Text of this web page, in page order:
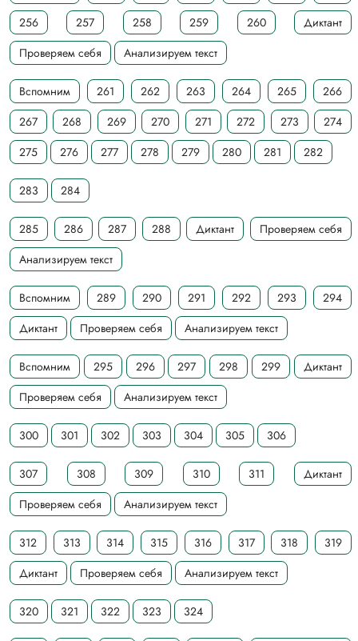
256
257 258 259 260
Диктант
Проверяем себя
Анализируем текст
Вспомним 261 262 263 264 265
266
267
268 269 270 271 272 273
274
275
276 277 278 279 280 281 282
283 284
285 286 287 288 Диктант
Проверяем себя
Анализируем текст
Вспомним 289 290 291 292 293
294
Диктант
Проверяем себя Анализируем текст
Вспомним 295 296 297 298 299
Диктант
Проверяем себя
Анализируем текст
300 301 302 303 304 305 306
307 308 309 310 311
Диктант
Проверяем себя
Анализируем текст
312 313 314 315 316 317 318
319
Диктант
Проверяем себя Анализируем текст
320 321 322 323 324